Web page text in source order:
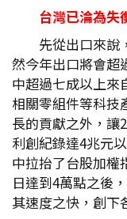
台灣已淪為失
先從出口來說
然今年出口將會超
中超過七成以上來
相關零組件等科技
長的貢獻之外，讓
利創紀錄達4兆元
中拉抬了台股加權
日達到4萬點之後
其速度之快，創下